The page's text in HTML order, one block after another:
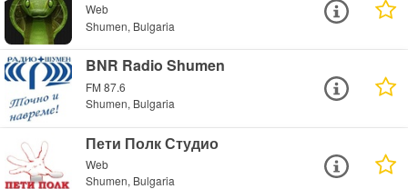
Web
Shumen, Bulgaria
BNR Radio Shumen
FM 87.6
Shumen, Bulgaria
Пети Полк Студио
Web
Shumen, Bulgaria